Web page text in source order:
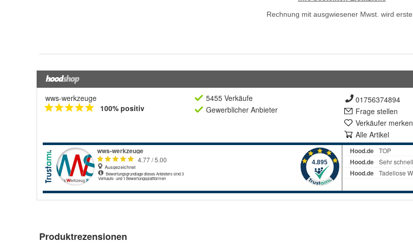
wws-werkzeuge
100% positiv
5455 Verkäufe
Gewerblicher Anbieter
01756374894
Frage stellen
Verkäufer merken
Alle Artikel
Produktrezensionen